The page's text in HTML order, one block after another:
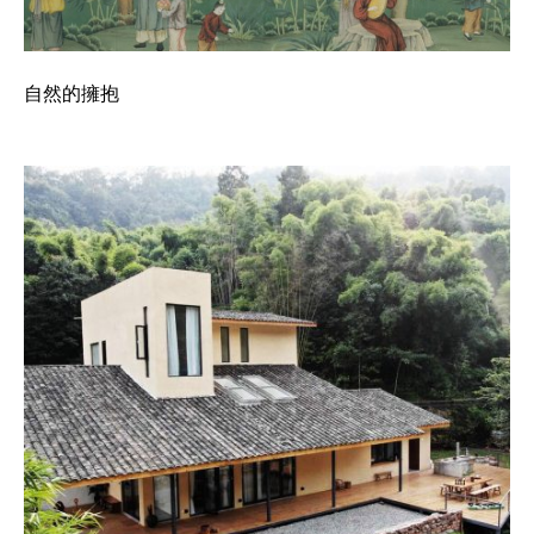
自然的擁抱